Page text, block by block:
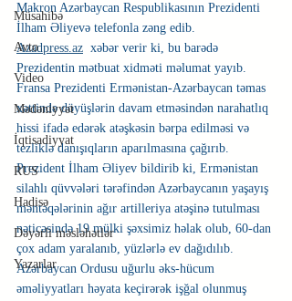
Müsahibə
Avto
Video
Mədəniyyət
İqtisadiyyat
RUS
Hadisə
Dəyərli məsləhətlər
Yazarlar
Makron Azərbaycan Respublikasının Prezidenti
İlham Əliyevə telefonla zəng edib.
Azadpress.az xəbər verir ki, bu barədə
Prezidentin mətbuat xidməti məlumat yayıb.
Fransa Prezidenti Ermənistan-Azərbaycan təmas
xəttində döyüşlərin davam etməsindən narahatlıq
hissi ifadə edərək atəşkəsin bərpa edilməsi və
tezliklə danışıqların aparılmasına çağırıb.
Prezident İlham Əliyev bildirib ki, Ermənistan
silahlı qüvvələri tərəfindən Azərbaycanın yaşayış
məntəqələrinin ağır artilleriya atəşinə tutulması
nəticəsində 19 mülki şəxsimiz həlak olub, 60-dan
çox adam yaralanıb, yüzlərlə ev dağıdılıb.
Azərbaycan Ordusu uğurlu əks-hücum
əməliyyatları həyata keçirərək işğal olunmuş